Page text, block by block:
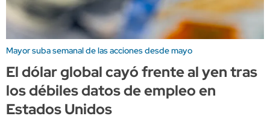
Mayor suba semanal de las acciones desde mayo
El dólar global cayó frente al yen tras
los débiles datos de empleo en
Estados Unidos